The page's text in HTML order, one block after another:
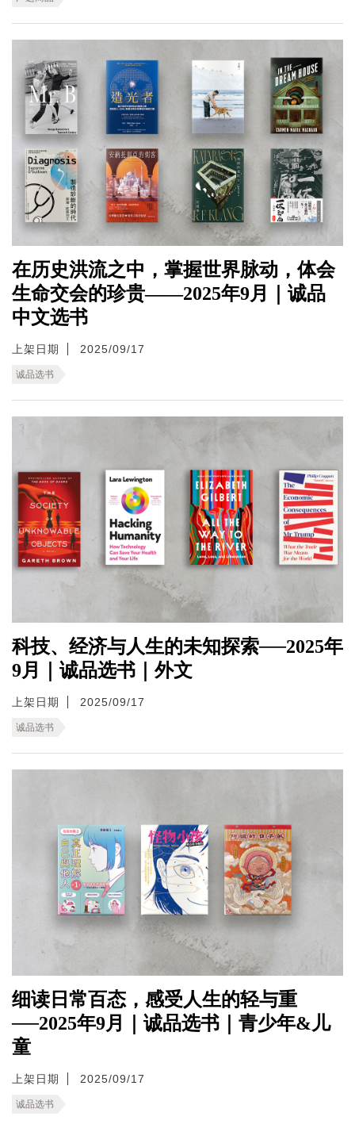
在历史洪流之中，掌握世界脉动，体会
生命交会的珍贵——2025年9月｜诚品
中文选书
上架日期 2025/09/17
诚品选书
科技、经济与人生的未知探索──2025年
9月｜诚品选书｜外文
上架日期 2025/09/17
诚品选书
细读日常百态，感受人生的轻与重
──2025年9月｜诚品选书｜青少年&儿
童
上架日期 2025/09/17
诚品选书